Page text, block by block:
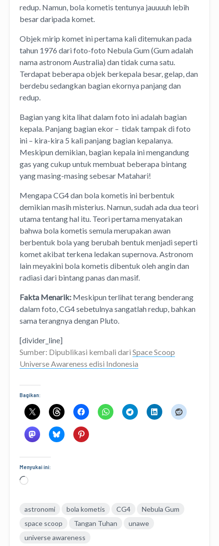
redup. Namun, bola kometis tentunya jauuuuh lebih
besar daripada komet.
Objek mirip komet ini pertama kali ditemukan pada
tahun 1976 dari foto-foto Nebula Gum (Gum adalah
nama astronom Australia) dan tidak cuma satu.
Terdapat beberapa objek berkepala besar, gelap, dan
berdebu sedangkan bagian ekornya panjang dan
redup.
Bagian yang kita lihat dalam foto ini adalah bagian
kepala. Panjang bagian ekor – tidak tampak di foto
ini – kira-kira 5 kali panjang bagian kepalanya.
Meskipun demikian, bagian kepala ini mengandung
gas yang cukup untuk membuat beberapa bintang
yang masing-masing sebesar Matahari!
Mengapa CG4 dan bola kometis ini berbentuk
demikian masih misterius. Namun, sudah ada dua teori
utama tentang hal itu. Teori pertama menyatakan
bahwa bola kometis semula merupakan awan
berbentuk bola yang berubah bentuk menjadi seperti
komet akibat terkena ledakan supernova. Astronom
lain meyakini bola kometis dibentuk oleh angin dan
radiasi dari bintang panas dan masif.
Fakta Menarik: Meskipun terlihat terang benderang
dalam foto, CG4 sebetulnya sangatlah redup, bahkan
sama terangnya dengan Pluto.
[divider_line]
Sumber: Dipublikasi kembali dari Space Scoop
Universe Awareness edisi Indonesia
Bagikan:
Menyukai ini:
Memuat...
astronomi bola kometis CG4
Nebula Gum
space scoop
Tangan Tuhan
unawe
universe awareness